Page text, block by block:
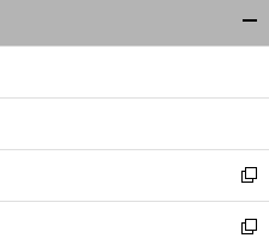
ィ
ン
ウ
開
く
新
し
い
新